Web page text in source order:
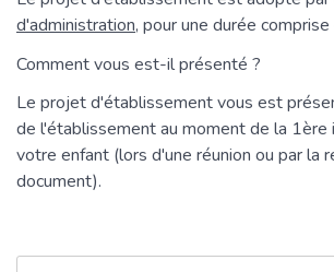
d'administration, pour une durée
Comment vous est-il présenté ?
Le projet d'établissement vous est
de l'établissement au moment de la 1ère
votre enfant (lors d'une réunion ou par la
document).